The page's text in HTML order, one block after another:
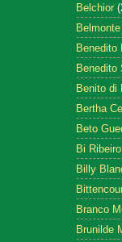
Belchior
Belmonte
Benedito
Benedito
Benito di
Bertha
Beto
Bi Ribeiro
Billy
Branco
Brunilde